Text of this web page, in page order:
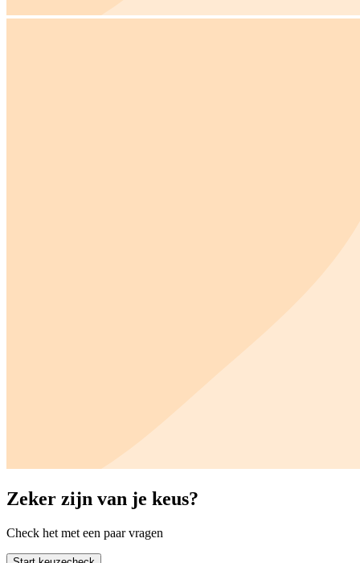
Zeker zijn van je keus?
Check het met een paar vragen